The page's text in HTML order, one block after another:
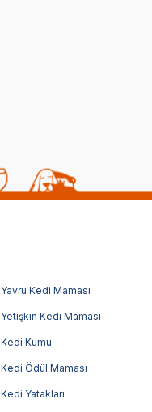
Yavru Kedi Maması
Yetişkin Kedi Maması
Kedi Kumu
Kedi Ödül Maması
Kedi Yatakları